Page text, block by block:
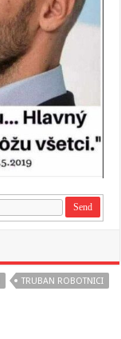
TRUBAN ROBOTNICI